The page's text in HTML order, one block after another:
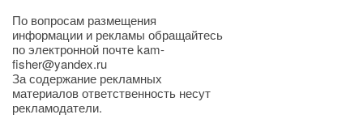
По вопросам размещения
информации и рекламы обращайтесь
по электронной почте kam-
fisher@yandex.ru
За содержание рекламных
материалов ответственность несут
рекламодатели.